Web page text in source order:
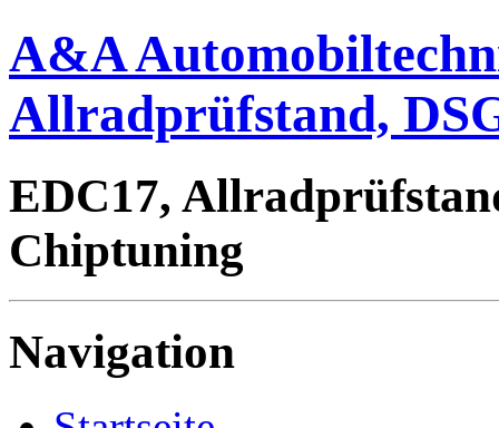
A&A
Allradprüfstand,
EDC17,
Chiptuning
Navigation